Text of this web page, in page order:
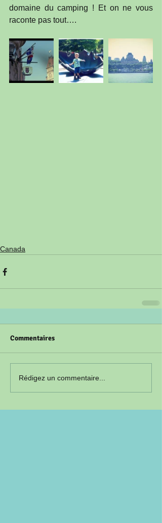
domaine du camping ! Et on ne vous
raconte pas tout….
Canada
Commentaires
Rédigez un commentaire...